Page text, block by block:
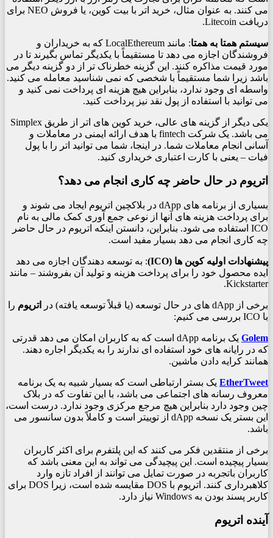
می کنند. به عنوان مثال، خرید اتر با بیت کوین، یا فروش NEO برای
دریافت Litecoin.
سیستم همتا به همتا
: مانند LocalEthereum که به خریداران و
فروشندگان اجازه می دهد تا مستقیماً با یکدیگر تماس بگیرند تا در
مورد قیمت مذاکره کنند. این گزینه خطرناک تر از دو گزینه دیگر می
باشد زیرا شما مستقیماً با شخصی که نمی شناسید معامله می کنید.
واسطه ای وجود ندارد، بنابراین هیچ هزینه ای پرداخت نمی کنید و
می توانید با استفاده از پول نقد نیز پرداخت کنید.
یکی دیگر از گزینه های عالی، خرید کوین های اتر از طریق Simplex
می باشد. یک شرکت fintech با هدف ارائه ایمنی در معاملات و
آسانی انجام معاملات شما. در اینجا، شما می توانید اتر را با پول
فیات – یعنی با کارت اعتباری خریداری کنید.
اتریوم در حال حاضر چه کاری انجام می دهد؟
بسیاری از برنامه های dApp در بلاکچین اتریوم ایجاد می شوند و
برای پرداخت هزینه های آنها از نوعی جمع آوری کمک مالی به نام
ICO استفاده می شود. بنابراین، دانستن اینکه اتریوم در حال حاضر
چه کاری انجام می دهد بسیار مفید است.
پیشنهادات اولیه کوین ها (ICO)
: به توسعه دهندگان اجازه می دهد
ایده محصول خود را برای پرداخت هزینه و تولید آن بفروشند – مانند
Kickstarter.
برخی از dApp های در حال توسعه (یا قبلاً توسعه یافته) در اتریوم را
با ICO بررسی می کنیم:
Golem
یک برنامه dApp است که به کاربران امکان می دهد قدرتی
که در رایانه های خود استفاده ای ندارند را به یکدیگر اجاره دهند.
همانند کرایه دادن ماشین.
EtherTweet یک بستر ارتباطی است که بسیار شبیه به یک برنامه
معروف رسانه های اجتماعی می باشد، با این تفاوت که در بلاک
چین وجود دارد بنابراین هیچ مرجع مرکزی وجود ندارد. درست است،
این بستر یک نسخه dApp از توییتر است و کاملاً بدون سانسور می
باشد.
برخی از منتقدین فکر می کنند که این پلتفرم برای اکثر کاربران
بسیار پیچیده است. این پیچیدگی می تواند به این معنی باشد که
کاربران باتجربه در صورت تمایل می توانند از افراد تازه وارد
کلاهبرداری کنند. اتریوم با DOS مقایسه شده است، زیرا DOS برای
کاربر پسند بودن به Windows نیاز دارد.
آینده اتریوم